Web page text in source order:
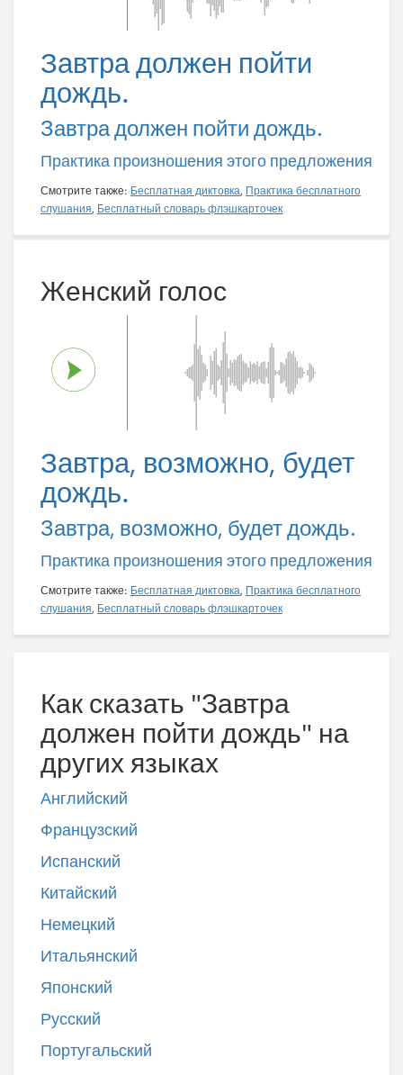
Завтра должен пойти
дождь.
Завтра должен пойти дождь.
Практика произношения этого предложения
Смотрите также: Бесплатная диктовка, Практика бесплатного
слушания, Бесплатный словарь флэшкарточек
Женский голос
Завтра, возможно, будет
дождь.
Завтра, возможно, будет дождь.
Практика произношения этого предложения
Смотрите также: Бесплатная диктовка, Практика бесплатного
слушания, Бесплатный словарь флэшкарточек
Как сказать "Завтра
должен пойти дождь" на
других языках
Английский
Французский
Испанский
Китайский
Немецкий
Итальянский
Японский
Русский
Португальский